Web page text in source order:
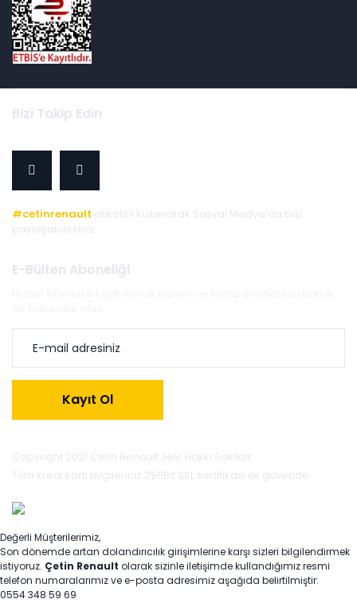
Bizi Takip Edin
#cetinrenault etiketini kullanarak Sosyal Medya'da bizi
paylaşabilirsiniz.
E-Bülten Aboneliği
Kayıt Ol
Copyright 2021 Cetin Renault. Her Hakkı Saklıdır.
Tüm kredi kartı bilgileriniz 256Bit SSL sertifikası ile güvende.
Değerli Müşterilerimiz,
Son dönemde artan dolandırıcılık girişimlerine karşı sizleri bilgilendirmek
istiyoruz. Çetin Renault olarak sizinle iletişimde kullandığımız resmi
telefon numaralarımız ve e-posta adresimiz aşağıda belirtilmiştir:
0554 348 59 69